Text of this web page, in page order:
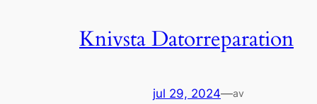
Knivsta Datorreparation
jul 29, 2024—av